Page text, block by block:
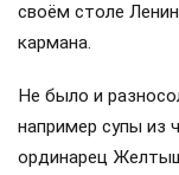
своём столе
кармана.
Не было и
например супы из
ординарец